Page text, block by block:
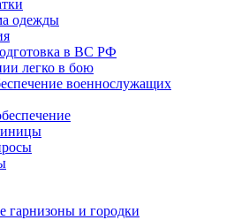
одежды
в ВС РФ
легко в бою
военнослужащих
гарнизоны и городки